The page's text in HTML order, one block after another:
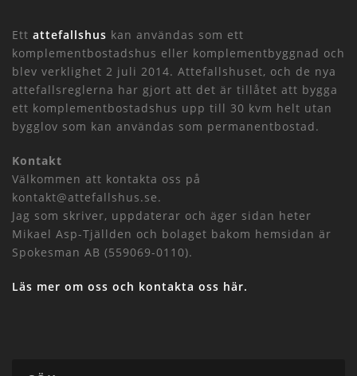
Ett attefallshus kan användas som ett
komplementbostadshus eller komplementbyggnad och
blev verklighet 2 juli 2014. Attefallshuset, och de nya
attefallsreglerna har gjort att det är tillåtet att bygga
ett komplementbostadshus upp till 30 kvm helt utan
bygglov som kan användas som permanentbostad.
Kontakt
Välkommen att kontakta oss på
kontakt@attefallshus.se.
Jag som skriver, uppdaterar och äger sidan heter
Mikael Asp-Tjällden och bolaget bakom hemsidan är
Spokesman AB (559069-0110).
Läs mer om oss och kontakta oss här.